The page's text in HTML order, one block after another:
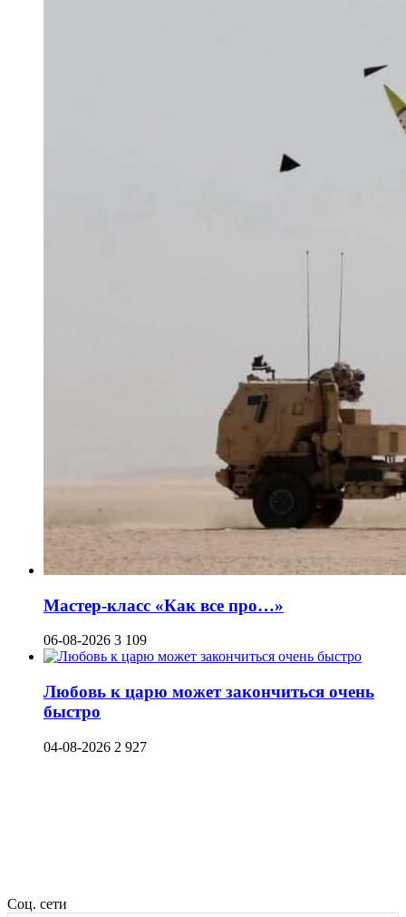
Мастер-класс «Как все про…»
06-08-2026 3 109
Любовь к царю может закончиться очень
быстро
04-08-2026 2 927
Соц. сети